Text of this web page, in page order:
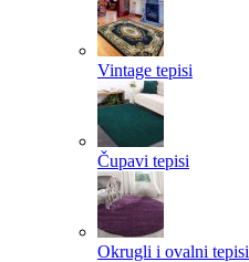
Vintage tepisi
Čupavi tepisi
Okrugli i ovalni tepisi